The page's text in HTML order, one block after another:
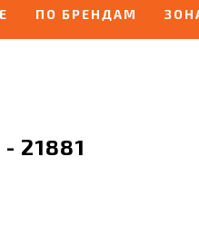
ПО БРЕНДАМ
21881